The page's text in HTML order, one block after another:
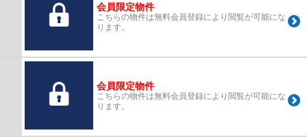
会員限定物件
こちらの物件は無料会員登録により閲覧が可能にな
ります。
会員限定物件
こちらの物件は無料会員登録により閲覧が可能にな
ります。